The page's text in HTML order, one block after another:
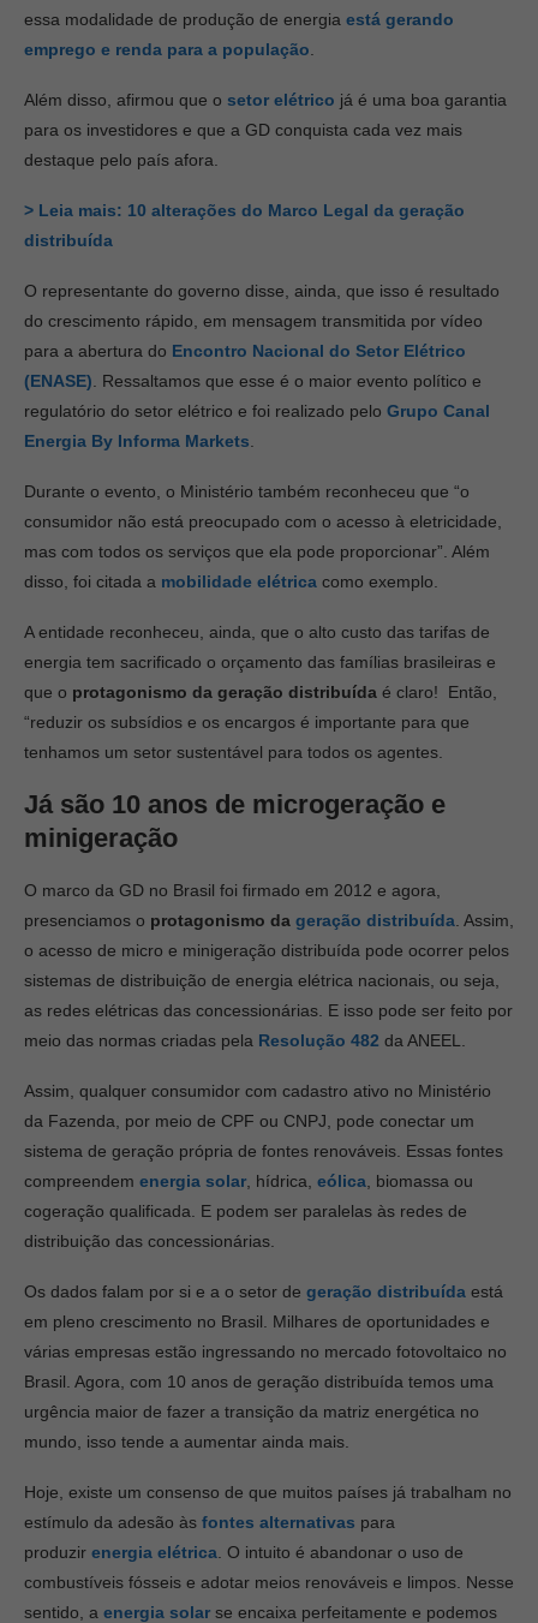
essa modalidade de produção de energia está gerando
emprego e renda para a população
Além disso, afirmou que o setor elétrico já é uma boa garantia
para os investidores e que a GD conquista cada vez mais
destaque pelo país afora.
> Leia mais: 10 alterações do Marco Legal da geração
distribuída
O representante do governo disse, ainda, que isso é resultado
do crescimento rápido, em mensagem transmitida por vídeo
para a abertura do Encontro Nacional do Setor Elétrico
(ENASE) . Ressaltamos que esse é o maior evento político e
regulatório do setor elétrico e foi realizado pelo Grupo Canal
Energia By Informa Markets
Durante o evento, o Ministério também reconheceu que “o
consumidor não está preocupado com o acesso à eletricidade,
mas com todos os serviços que ela pode proporcionar”. Além
disso, foi citada a mobilidade elétrica como exemplo.
A entidade reconheceu, ainda, que o alto custo das tarifas de
energia tem sacrificado o orçamento das famílias brasileiras e
que o protagonismo da geração distribuída é claro! Então,
“reduzir os subsídios e os encargos é importante para que
tenhamos um setor sustentável para todos os agentes.
Já são 10 anos de microgeração e
minigeração
O marco da GD no Brasil foi firmado em 2012 e agora,
presenciamos o protagonismo da geração distribuída . Assim,
o acesso de micro e minigeração distribuída pode ocorrer pelos
sistemas de distribuição de energia elétrica nacionais, ou seja,
as redes elétricas das concessionárias. E isso pode ser feito por
meio das normas criadas pela Resolução 482 da ANEEL.
Assim, qualquer consumidor com cadastro ativo no Ministério
da Fazenda, por meio de CPF ou CNPJ, pode conectar um
sistema de geração própria de fontes renováveis. Essas fontes
compreendem energia solar , hídrica, eólica , biomassa ou
cogeração qualificada. E podem ser paralelas às redes de
distribuição das concessionárias.
Os dados falam por si e a o setor de geração distribuída está
em pleno crescimento no Brasil. Milhares de oportunidades e
várias empresas estão ingressando no mercado fotovoltaico no
Brasil. Agora, com 10 anos de geração distribuída temos uma
urgência maior de fazer a transição da matriz energética no
mundo, isso tende a aumentar ainda mais.
Hoje, existe um consenso de que muitos países já trabalham no
estímulo da adesão às fontes alternativas para
produzir energia elétrica . O intuito é abandonar o uso de
combustíveis fósseis e adotar meios renováveis e limpos. Nesse
sentido, a energia solar se encaixa perfeitamente e podemos